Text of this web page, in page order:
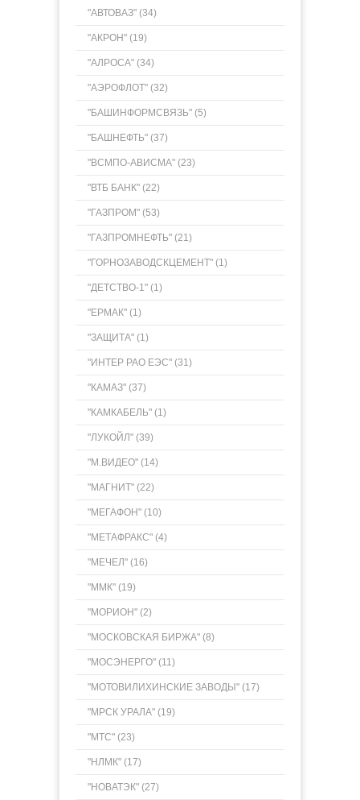
"АВТОВАЗ" (34)
"АКРОН" (19)
"АЛРОСА" (34)
"АЭРОФЛОТ" (32)
"БАШИНФОРМСВЯЗЬ" (5)
"БАШНЕФТЬ" (37)
"ВСМПО-АВИСМА" (23)
"ВТБ БАНК" (22)
"ГАЗПРОМ" (53)
"ГАЗПРОМНЕФТЬ" (21)
"ГОРНОЗАВОДСКЦЕМЕНТ" (1)
"ДЕТСТВО-1" (1)
"ЕРМАК" (1)
"ЗАЩИТА" (1)
"ИНТЕР РАО ЕЭС" (31)
"КАМАЗ" (37)
"КАМКАБЕЛЬ" (1)
"ЛУКОЙЛ" (39)
"М.ВИДЕО" (14)
"МАГНИТ" (22)
"МЕГАФОН" (10)
"МЕТАФРАКС" (4)
"МЕЧЕЛ" (16)
"ММК" (19)
"МОРИОН" (2)
"МОСКОВСКАЯ БИРЖА" (8)
"МОСЭНЕРГО" (11)
"МОТОВИЛИХИНСКИЕ ЗАВОДЫ" (17)
"МРСК УРАЛА" (19)
"МТС" (23)
"НЛМК" (17)
"НОВАТЭК" (27)